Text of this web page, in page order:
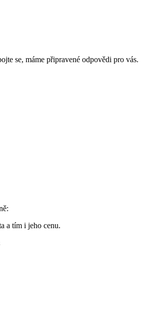
se, máme připravené odpovědi pro vás.
a tím i jeho cenu.